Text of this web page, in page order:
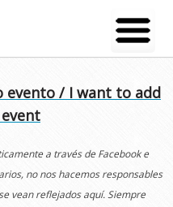
evento / I want to add
a través de Facebook e
no nos hacemos responsables
vean reflejados aquí. Siempre